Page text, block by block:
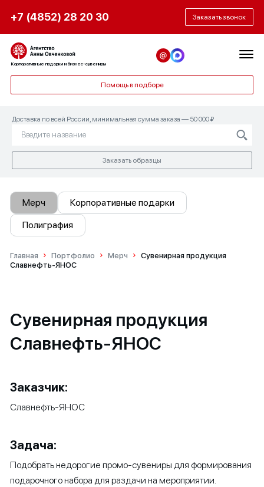
+7 (4852) 28 20 30 Заказать звонок
Корпоративные подарки и бизнес-сувениры
Помощь в подборе
Доставка по всей России, минимальная сумма заказа — 50 000 ₽
Заказать образцы
Мерч
Корпоративные подарки
Полиграфия
Главная Портфолио Мерч
Сувенирная продукция
Славнефть-ЯНОС
Сувенирная продукция
Славнефть-ЯНОС
Заказчик:
Славнефть-ЯНОС
Задача:
Подобрать недорогие промо-сувениры для формирования
подарочного набора для раздачи на мероприятии.